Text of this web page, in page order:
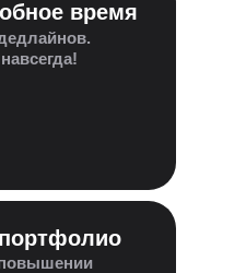
время